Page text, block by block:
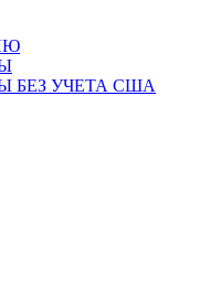
БЕЗ УЧЕТА США